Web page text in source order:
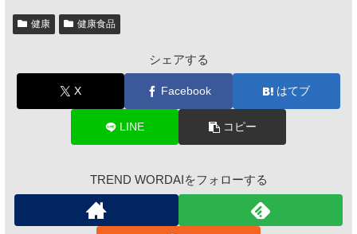
健康 健康食品
シェアする
X Facebook はてブ
LINE コピー
TREND WORDAIをフォローする